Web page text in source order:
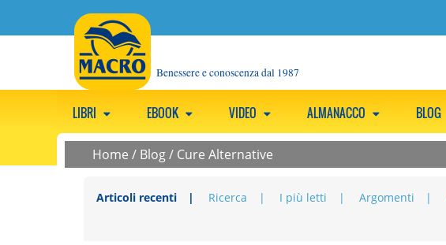
Benessere e conoscenza dal 1987
LIBRI EBOOK VIDEO ALMANACCO BLOG
Home / Blog/ Cure Alternative
Articoli recenti Ricerca I più letti Argomenti